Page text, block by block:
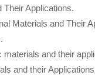
Their Applications.
Materials and Their
materials and their
and their